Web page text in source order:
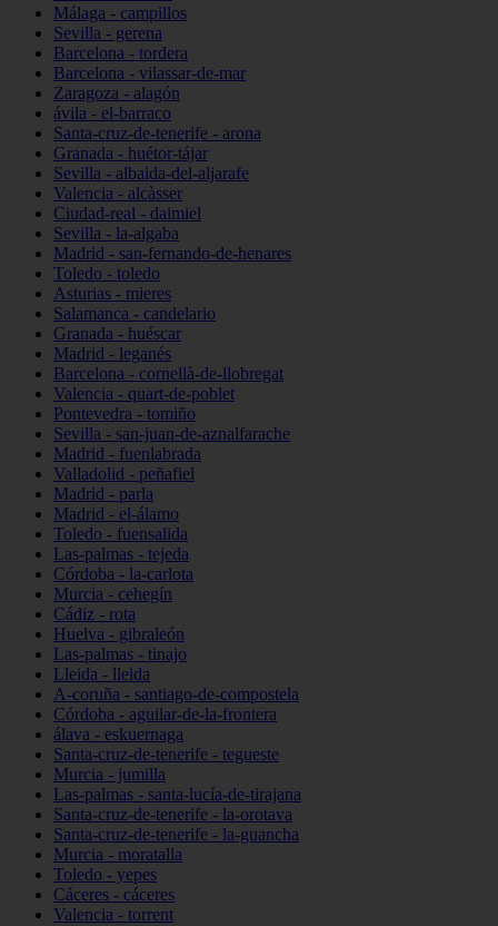
Málaga - campillos
Sevilla - gerena
Barcelona - tordera
Barcelona - vilassar-de-mar
Zaragoza - alagón
ávila - el-barraco
Santa-cruz-de-tenerife - arona
Granada - huétor-tájar
Sevilla - albaida-del-aljarafe
Valencia - alcàsser
Ciudad-real - daimiel
Sevilla - la-algaba
Madrid - san-fernando-de-henares
Toledo - toledo
Asturias - mieres
Salamanca - candelario
Granada - huéscar
Madrid - leganés
Barcelona - cornellà-de-llobregat
Valencia - quart-de-poblet
Pontevedra - tomiño
Sevilla - san-juan-de-aznalfarache
Madrid - fuenlabrada
Valladolid - peñafiel
Madrid - parla
Madrid - el-álamo
Toledo - fuensalida
Las-palmas - tejeda
Córdoba - la-carlota
Murcia - cehegín
Cádiz - rota
Huelva - gibraleón
Las-palmas - tinajo
Lleida - lleida
A-coruña - santiago-de-compostela
Córdoba - aguilar-de-la-frontera
álava - eskuernaga
Santa-cruz-de-tenerife - tegueste
Murcia - jumilla
Las-palmas - santa-lucía-de-tirajana
Santa-cruz-de-tenerife - la-orotava
Santa-cruz-de-tenerife - la-guancha
Murcia - moratalla
Toledo - yepes
Cáceres - cáceres
Valencia - torrent